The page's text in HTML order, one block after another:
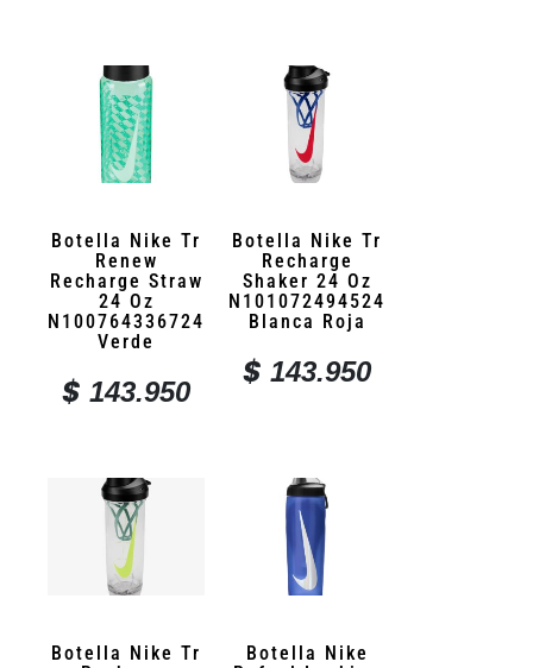
Botella Nike Tr
Renew
Recharge Straw
24 Oz
N100764336724
Verde
$ 143.950
Botella Nike Tr
Recharge
Shaker 24 Oz
N101072494524
Blanca Roja
$ 143.950
Botella Nike Tr
Botella Nike